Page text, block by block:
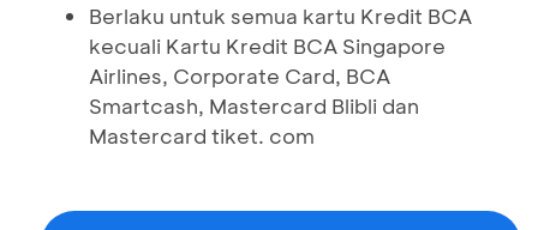
Berlaku untuk semua kartu Kredit BCA
kecuali Kartu Kredit BCA Singapore
Airlines, Corporate Card, BCA
Smartcash, Mastercard Blibli dan
Mastercard tiket. com